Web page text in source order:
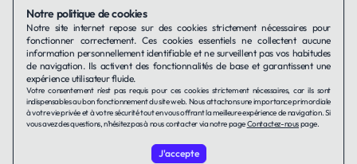
Contactez-nousQui sommes-nous ?Ils utilisent Taffin.tech
Politique de confidentialitéConditions générales
Politique de cookies
LinkedIn
© 2026 TAFFin.Tech. Tous droits réservés.
Notre politique de cookies
Notre site internet repose sur des cookies strictement nécessaires pour
fonctionner correctement. Ces cookies essentiels ne collectent aucune
information personnellement identifiable et ne surveillent pas vos habitudes
de navigation. Ils activent des fonctionnalités de base et garantissent une
expérience utilisateur fluide.
Votre consentement n'est pas requis pour ces cookies strictement nécessaires, car ils sont
indispensables au bon fonctionnement du site web. Nous attachons une importance primordiale
à votre vie privée et à votre sécurité tout en vous offrant la meilleure expérience de navigation. Si
vous avez des questions, n'hésitez pas à nous contacter via notre pageContactez-nouspage.
J'accepte